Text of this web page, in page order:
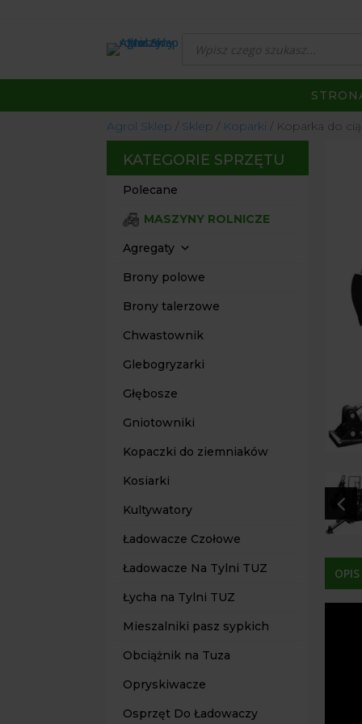
produktów
Agrol Sklep Sklep Koparki Koparka do
KATEGORIE SPRZĘTU
Polecane
MASZYNY ROLNICZE
Agregaty
Brony polowe
Brony talerzowe
Chwastownik
Glebogryzarki
Głębosze
Gniotowniki
Kopaczki do ziemniaków
Kosiarki
Kultywatory
Ładowacze Czołowe
Ładowacze Na Tylni TUZ
Łycha na Tylni TUZ
Mieszalniki pasz sypkich
Obciążnik na Tuza
Opryskiwacze
Osprzęt Do Ładowaczy
4
OPIS